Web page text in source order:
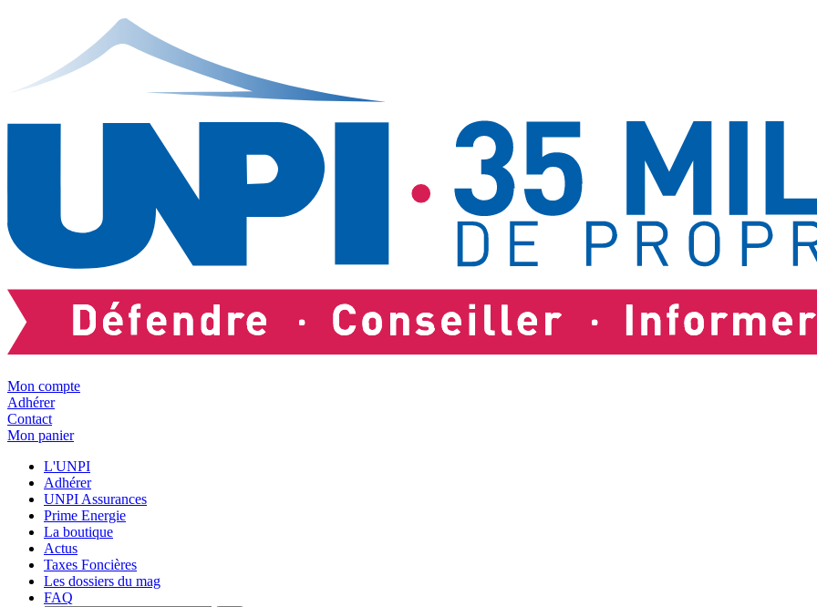
Mon compte
Adhérer
Contact
Mon panier
L'UNPI
Adhérer
UNPI Assurances
Prime Energie
La boutique
Actus
Taxes Foncières
Les dossiers du mag
FAQ